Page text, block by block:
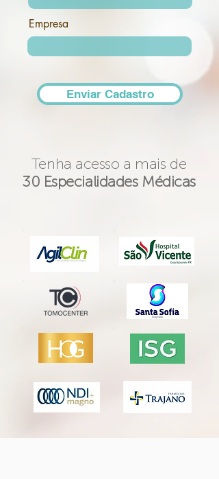
Empresa
Enviar Cadastro
Tenha acesso a mais de
30 Especialidades Médicas